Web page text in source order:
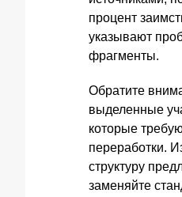
процент
указывают
фрагменты.
Обратите
выделенные
которые
переработки.
структуру
заменяйте